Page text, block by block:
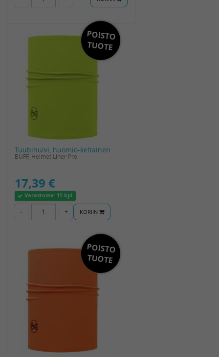
POISTO
TUOTE
Tuubihuivi, huomio-keltainen
BUFF, Helmet Liner Pro
17,39 €
Varastossa: 15 kpl
- + KORIIN
POISTO
TUOTE